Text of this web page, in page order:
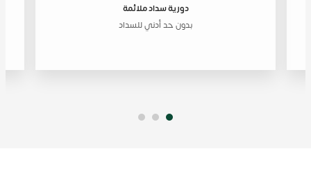
دورية سداد ملائمة
بدون حد أدني للسداد